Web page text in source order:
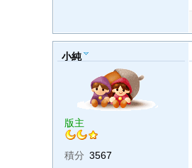
小純
版主
積分 3567